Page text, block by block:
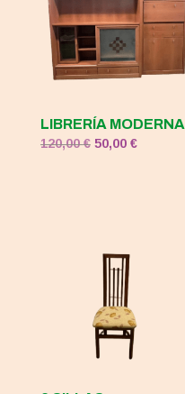
LIBRERÍA MODERNA
120,00€ El
50,00 €El